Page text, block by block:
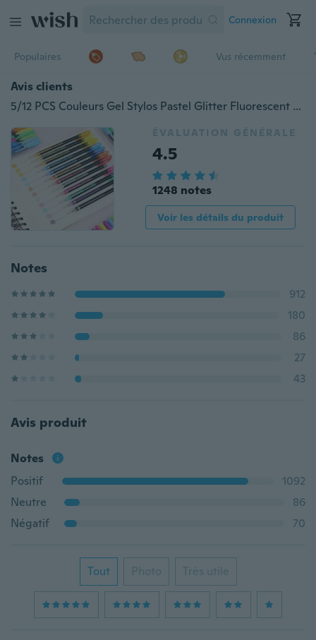
Connexion
Populaires Vus récemment
Avis clients
5/12 PCS Couleurs Gel Stylos Pastel Glitter Fluorescent Métallique Couleur Marqueur Stylo pour Adultes et Enfants Peinture Stylos Scolaires Papeterie Fournitures de Bureau Marqueurs Stylo Stylos pour Esquisser Peinture Dessin
ÉVALUATION GÉNÉRALE
4.5
1248 notes
Voir les détails du produit
Notes
912
180
86
27
43
Avis produit
Notes
Positif
1092
Neutre
86
Négatif
70
Tout Photo Très utile